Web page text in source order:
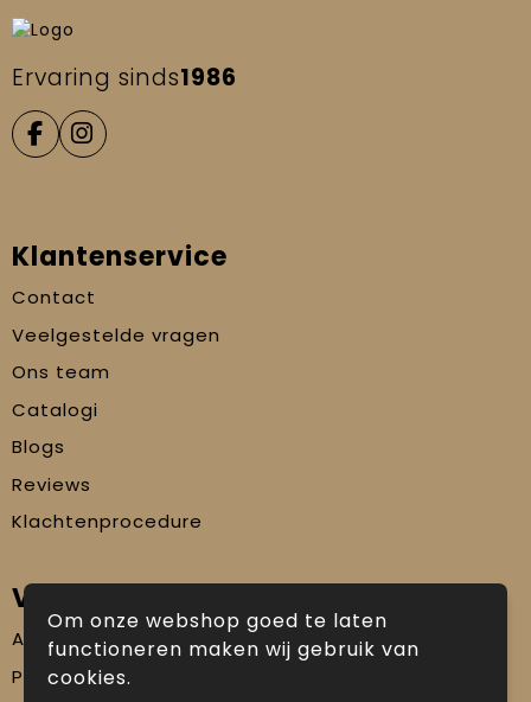
Ervaring sinds1986
Klantenservice
Contact
Veelgestelde vragen
Ons team
Catalogi
Blogs
Reviews
Klachtenprocedure
Veilig winkelen
Algemene voorwaarden
Privacyverklaring
Om onze webshop goed te laten
functioneren maken wij gebruik van
cookies.